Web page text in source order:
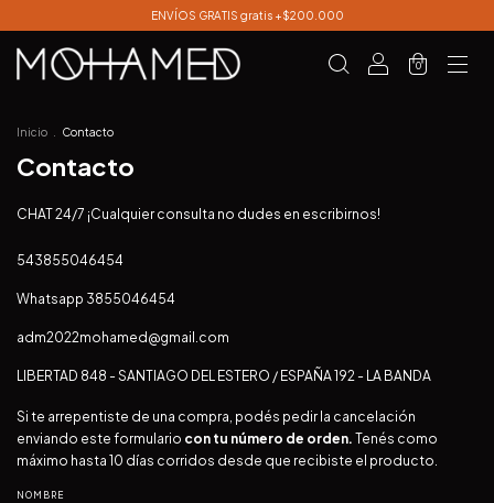
ENVÍOS GRATIS gratis +$200.000
0
Inicio Contacto
Contacto
CHAT 24/7 ¡Cualquier consulta no dudes en escribirnos!
543855046454
Whatsapp 3855046454
adm2022mohamed@gmail.com
LIBERTAD 848 - SANTIAGO DEL ESTERO / ESPAÑA 192 - LA BANDA
Si te arrepentiste de una compra, podés pedir la cancelación
enviando este formulario con tu número de orden. Tenés como
máximo hasta 10 días corridos desde que recibiste el producto.
NOMBRE